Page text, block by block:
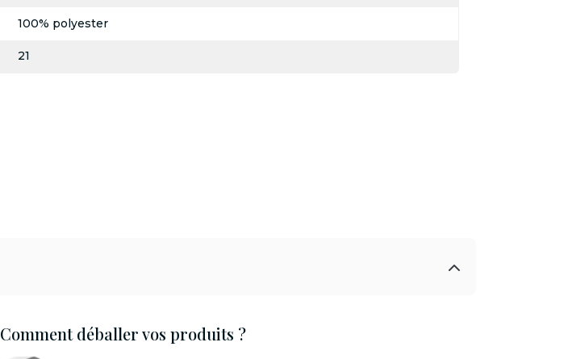
100% polyester
21
Comment déballer vos produits ?